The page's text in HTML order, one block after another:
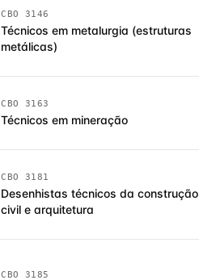
CBO 3146
Técnicos em metalurgia (estruturas
metálicas)
CBO 3163
Técnicos em mineração
CBO 3181
Desenhistas técnicos da construção
civil e arquitetura
CBO 3185